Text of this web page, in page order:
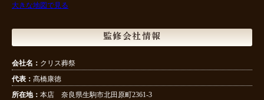
大きな地図で見る
監修会社情報
会社名： クリス葬祭
代表： 髙橋康徳
所在地： 本店 奈良県生駒市北田原町2361-3